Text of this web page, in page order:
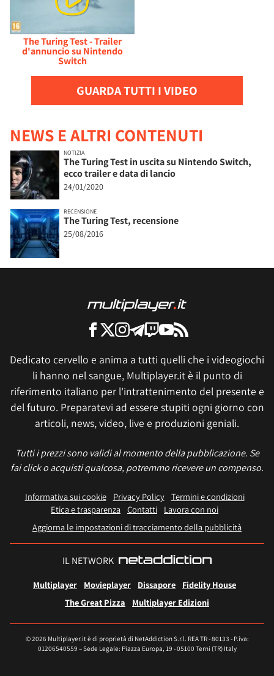
The Turing Test - Trailer
d'annuncio su Nintendo
Switch
GUARDA TUTTI I VIDEO
NEWS E ALTRI CONTENUTI
NOTIZIA
The Turing Test in uscita su Nintendo Switch,
ecco trailer e data di lancio
24/01/2020
RECENSIONE
The Turing Test, recensione
25/08/2016
Dedicato cervello e anima a tutti quelli che i videogiochi
li hanno nel sangue, Multiplayer.it è il punto di
riferimento italiano per l'intrattenimento del presente e
del futuro. Preparatevi ad essere stupiti ogni giorno con
articoli, news, video, live e produzioni geniali.
Tutti i prezzi sono validi al momento della pubblicazione. Se
fai click o acquisti qualcosa, potremmo ricevere un compenso.
Informativa sui cookie Privacy Policy
Termini e condizioni
Etica e trasparenza Contatti
Lavora con noi
Aggiorna le impostazioni di tracciamento della pubblicità
IL NETWORK
Multiplayer Movieplayer Dissapore
Fidelity House
The Great Pizza
Multiplayer Edizioni
© 2026 Multiplayer.it è di proprietà di NetAddiction S.r.l. REA TR - 80133 - P.iva:
01206540559 – Sede Legale: Piazza Europa, 19 - 05100 Terni (TR) Italy